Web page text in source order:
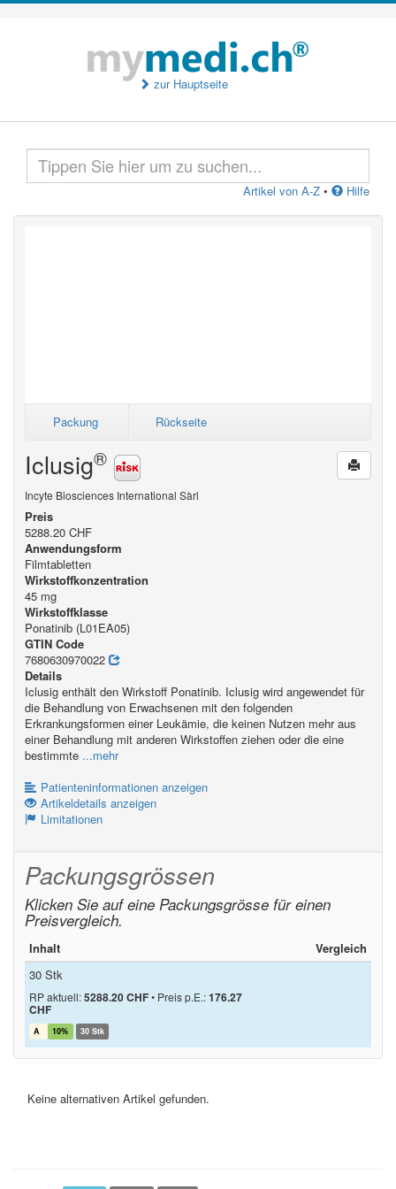
zur Hauptseite
Artikel von A-Z • Hilfe
Packung Rückseite
Iclusig®
Incyte Biosciences International Sàrl
Preis
5288.20 CHF
Anwendungsform
Filmtabletten
Wirkstoffkonzentration
45 mg
Wirkstoffklasse
Ponatinib (L01EA05)
GTIN Code
7680630970022
Details
Iclusig enthält den Wirkstoff Ponatinib. Iclusig wird angewendet für
die Behandlung von Erwachsenen mit den folgenden
Erkrankungsformen einer Leukämie, die keinen Nutzen mehr aus
einer Behandlung mit anderen Wirkstoffen ziehen oder die eine
bestimmte ...mehr
Patienteninformationen anzeigen
Artikeldetails anzeigen
Limitationen
Packungsgrössen
Klicken Sie auf eine Packungsgrösse für einen
Preisvergleich.
Inhalt
Vergleich
30 Stk
RP aktuell:5288.20 CHF• Preis p.E.:176.27
CHF
A 10% 30 Stk
Keine alternativen Artikel gefunden.